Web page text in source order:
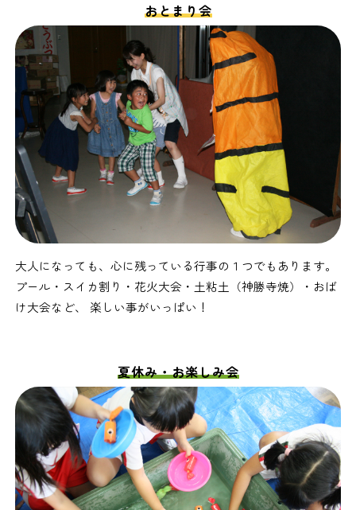
おとまり会
大人になっても、心に残っている行事の１つでもあります。
プール・スイカ割り・花火大会・土粘土（神勝寺焼）・おば
け大会など、 楽しい事がいっぱい！
夏休み・お楽しみ会